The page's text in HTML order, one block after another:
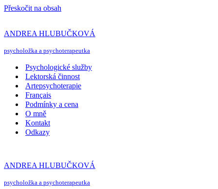
Přeskočit na obsah
ANDREA HLUBUČKOVÁ
psycholožka a psychoterapeutka
Psychologické služby
Lektorská činnost
Artepsychoterapie
Français
Podmínky a cena
O mně
Kontakt
Odkazy
ANDREA HLUBUČKOVÁ
psycholožka a psychoterapeutka